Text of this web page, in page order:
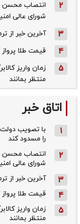
2
انتصاب محسن
شورای عالی
3 آخرین خبر از
4 قیمت طلا پرواز
5
زمان واریز
منتظر بمانند
اتاق خبر
1
با تصویب
را مسدود کند
2
انتصاب محسن
شورای عالی
3 آخرین خبر از
4 قیمت طلا پرواز
5
زمان واریز
منتظر بمانند